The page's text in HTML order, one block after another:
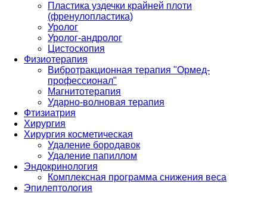
Пластика уздечки крайней плоти
(френулопластика)
Уролог
Уролог-андролог
Цистоскопия
Физиотерапия
Вибротракционная терапия "Ормед-
профессионал"
Магнитотерапия
Ударно-волновая терапия
Фтизиатрия
Хирургия
Хирургия косметическая
Удаление бородавок
Удаление папиллом
Эндокринология
Комплексная программа снижения веса
Эпилептология